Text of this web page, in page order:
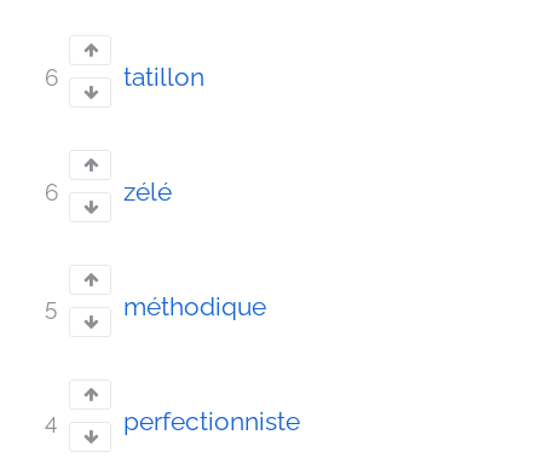
6 tatillon
6 zélé
5 méthodique
4 perfectionniste